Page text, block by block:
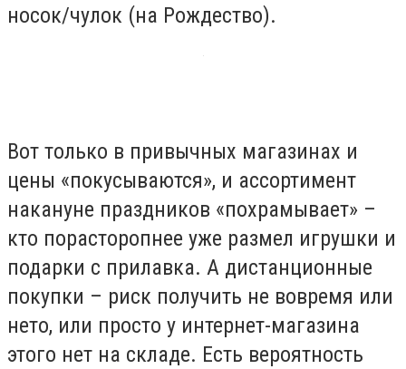
носок/чулок (на Рождество).
Вот только в привычных магазинах и
цены «покусываются», и ассортимент
накануне праздников «похрамывает» –
кто порасторопнее уже размел игрушки и
подарки с прилавка. А дистанционные
покупки – риск получить не вовремя или
нето, или просто у интернет-магазина
этого нет на складе. Есть вероятность